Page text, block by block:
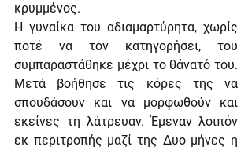
κρυμμένος.
Η γυναίκα του αδιαμαρτύρητα, χωρίς
ποτέ να τον κατηγορήσει, του
συμπαραστάθηκε μέχρι το θάνατό του.
Μετά βοήθησε τις κόρες της να
σπουδάσουν και να μορφωθούν και
εκείνες τη λάτρευαν. Έμεναν λοιπόν
εκ περιτροπής μαζί της Δυο μήνες η